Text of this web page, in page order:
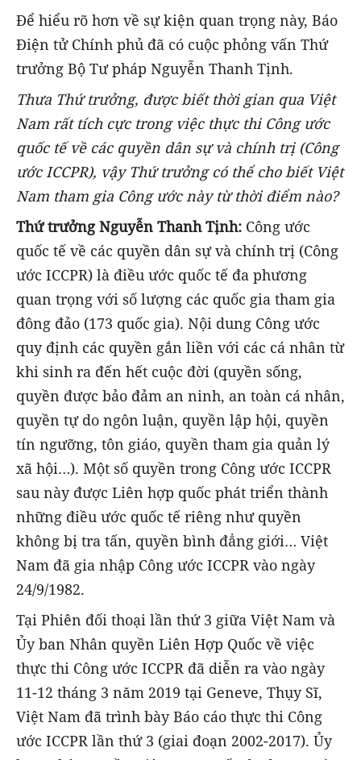
Để hiểu rõ hơn về sự kiện quan trọng này, Báo
Điện tử Chính phủ đã có cuộc phỏng vấn Thứ
trưởng Bộ Tư pháp Nguyễn Thanh Tịnh.
Thưa Thứ trưởng, được biết thời gian qua Việt
Nam rất tích cực trong việc thực thi Công ước
quốc tế về các quyền dân sự và chính trị (Công
ước ICCPR), vậy Thứ trưởng có thể cho biết Việt
Nam tham gia Công ước này từ thời điểm nào?
Thứ trưởng Nguyễn Thanh Tịnh: Công ước
quốc tế về các quyền dân sự và chính trị (Công
ước ICCPR) là điều ước quốc tế đa phương
quan trọng với số lượng các quốc gia tham gia
đông đảo (173 quốc gia). Nội dung Công ước
quy định các quyền gắn liền với các cá nhân từ
khi sinh ra đến hết cuộc đời (quyền sống,
quyền được bảo đảm an ninh, an toàn cá nhân,
quyền tự do ngôn luận, quyền lập hội, quyền
tín ngưỡng, tôn giáo, quyền tham gia quản lý
xã hội…). Một số quyền trong Công ước ICCPR
sau này được Liên hợp quốc phát triển thành
những điều ước quốc tế riêng như quyền
không bị tra tấn, quyền bình đẳng giới… Việt
Nam đã gia nhập Công ước ICCPR vào ngày
24/9/1982.
Tại Phiên đối thoại lần thứ 3 giữa Việt Nam và
Ủy ban Nhân quyền Liên Hợp Quốc về việc
thực thi Công ước ICCPR đã diễn ra vào ngày
11-12 tháng 3 năm 2019 tại Geneve, Thụy Sĩ,
Việt Nam đã trình bày Báo cáo thực thi Công
ước ICCPR lần thứ 3 (giai đoạn 2002-2017). Ủy